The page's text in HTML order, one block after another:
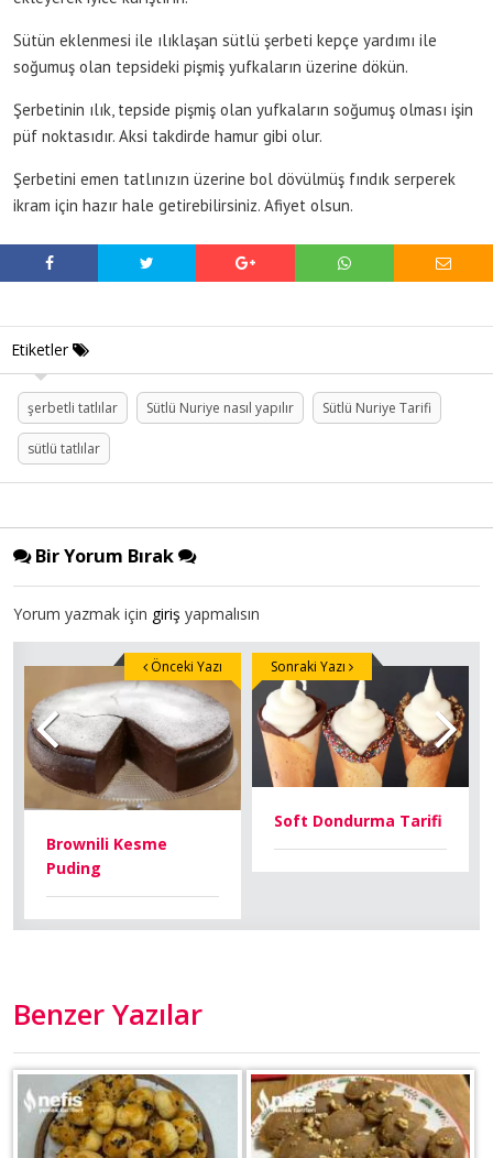
Sütün eklenmesi ile ılıklaşan sütlü şerbeti kepçe yardımı ile
soğumuş olan tepsideki pişmiş yufkaların üzerine dökün.
Şerbetinin ılık, tepside pişmiş olan yufkaların soğumuş olması işin
püf noktasıdır. Aksi takdirde hamur gibi olur.
Şerbetini emen tatlınızın üzerine bol dövülmüş fındık serperek
ikram için hazır hale getirebilirsiniz. Afiyet olsun.
Etiketler
şerbetli tatlılar Sütlü Nuriye nasıl yapılır Sütlü Nuriye Tarifi
sütlü tatlılar
Bir Yorum Bırak
Yorum yazmak için giriş yapmalısın
Brownili Kesme
Puding
Önceki Yazı
Soft Dondurma Tarifi
Sonraki Yazı
Benzer Yazılar